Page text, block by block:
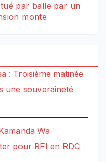
par balle par un
monte
: Troisième matinée
une souveraineté
Wa
pour RFI en RDC